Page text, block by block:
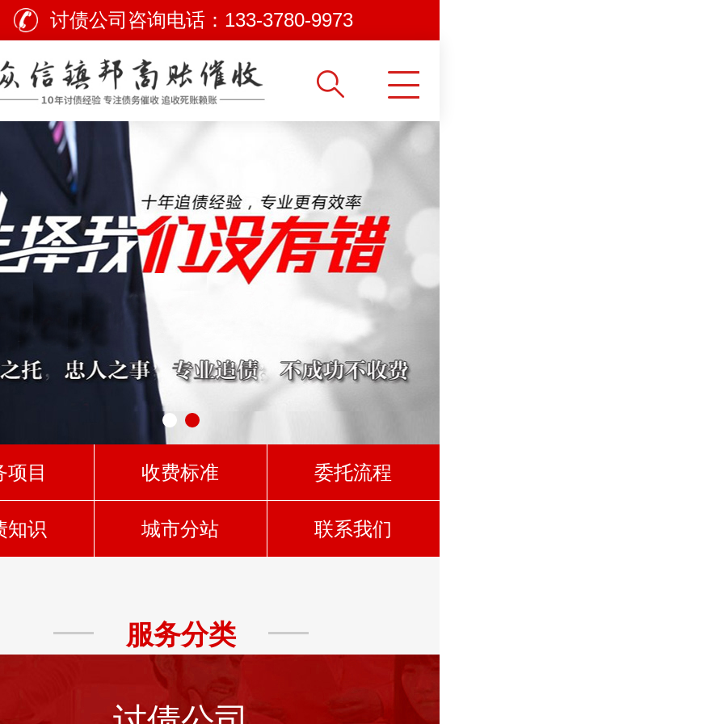
讨债公司咨询电话： 133-3780-9973
项目 收费标准 委托流程
知识 城市分站 联系我们
服务分类